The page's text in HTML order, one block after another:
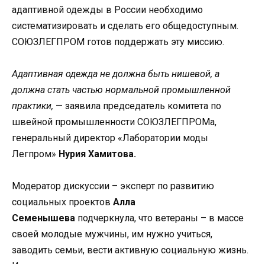
адаптивной одежды в России необходимо
систематизировать и сделать его общедоступным.
СОЮЗЛЕГПРОМ готов поддержать эту миссию.
Адаптивная одежда не должна быть нишевой, а
должна стать частью нормальной промышленной
практики, — заявила председатель комитета по
швейной промышленности СОЮЗЛЕГПРОМа,
генеральный директор «Лаборатории моды
Легпром» Нурия Хамитова.
Модератор дискуссии – эксперт по развитию
социальных проектов Алла
Семенышева подчеркнула, что ветераны – в массе
своей молодые мужчины, им нужно учиться,
заводить семьи, вести активную социальную жизнь.